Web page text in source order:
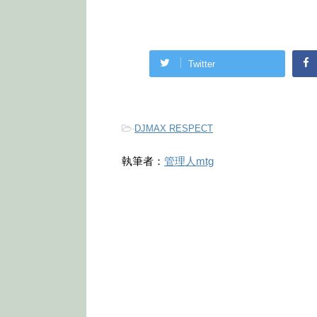
Twitter
-DJMAX RESPECT
執筆者： 管理人mtg